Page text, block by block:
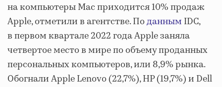
на компьютеры Mac приходится 10% продаж
Apple, отметили в агентстве. Поданным IDC,
в первом квартале 2022 года Apple заняла
четвертое место в мире по объему проданных
персональных компьютеров, или 8,9% рынка.
Обогнали Apple Lenovo (22,7%), HP (19,7%) и Dell